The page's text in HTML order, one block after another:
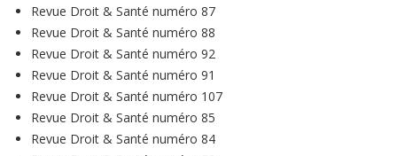
Revue Droit & Santé numéro 87
Revue Droit & Santé numéro 88
Revue Droit & Santé numéro 92
Revue Droit & Santé numéro 91
Revue Droit & Santé numéro 107
Revue Droit & Santé numéro 85
Revue Droit & Santé numéro 84